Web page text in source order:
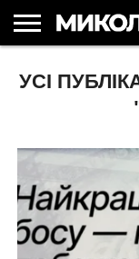
НОВИНИ
НОВИНИ
МИКОЛАЄВА
МИКОЛАЇВСЬКА
ОБЛАСТЬ
НОВИНИ
СПОРТУ
УКРАЇНА
ТА СВІТ
НОВИНИ
КОМПАНІЙ
АСТРОЛОГІЯ
СВЯТА
В
КОРИСНІ
СТАТТІ
УСІ